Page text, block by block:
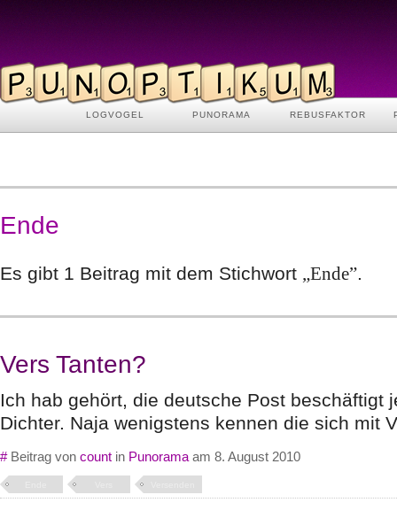
LOGVOGEL PUNORAMA REBUSFAKTOR
Ende
Es gibt 1 Beitrag mit dem Stichwort „Ende”.
Vers Tanten?
Ich hab gehört, die deutsche Post beschäftigt
Dichter. Naja wenigstens kennen die sich mit
#Beitrag von count in Punorama am 8. August 2010